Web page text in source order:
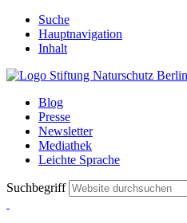
Suche
Hauptnavigation
Inhalt
Blog
Presse
Newsletter
Mediathek
Leichte Sprache
Suchbegriff